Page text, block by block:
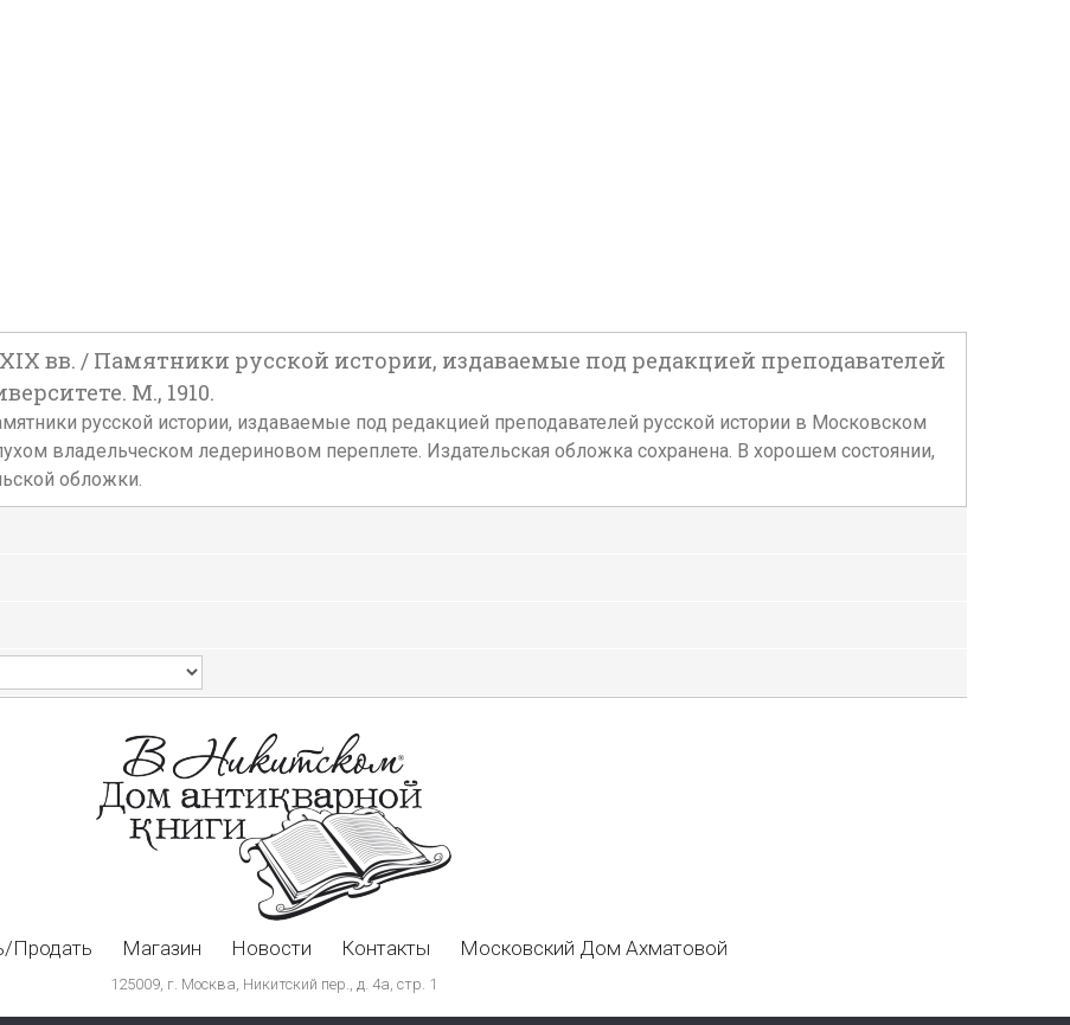
вв. / Памятники русской истории, издаваемые под редакцией преподавателей
М., 1910.
русской истории, издаваемые под редакцией преподавателей русской истории в Московском
владельческом ледериновом переплете. Издательская обложка сохранена. В хорошем состоянии,
обложки.
Продать Магазин Новости Контакты Московский Дом Ахматовой
125009, г. Москва, Никитский пер., д. 4а, стр. 1